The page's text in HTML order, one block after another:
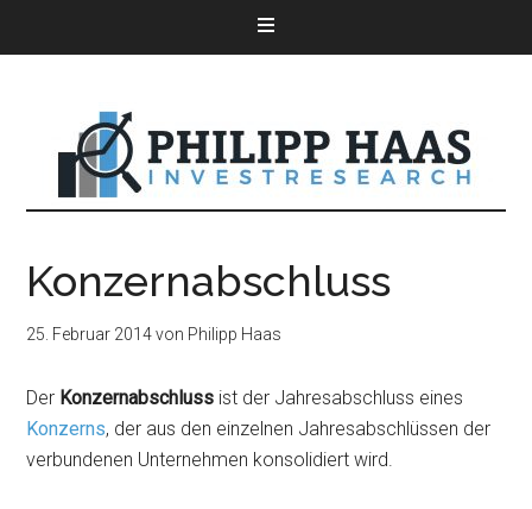
Konzernabschluss
25. Februar 2014von Philipp Haas
Der Konzernabschluss ist der Jahresabschluss eines
Konzerns, der aus den einzelnen Jahresabschlüssen der
verbundenen Unternehmen konsolidiert wird.